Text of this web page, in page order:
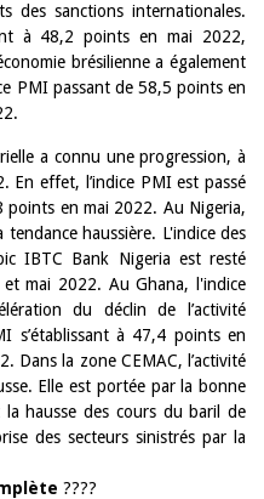
des sanctions internationales.
à 48,2 points en mai 2022,
brésilienne a également
PMI passant de 58,5 points en
a connu une progression, à
En effet, l’indice PMI est passé
en mai 2022. Au Nigeria,
haussière. L'indice des
IBTC Bank Nigeria est resté
mai 2022. Au Ghana, l'indice
du déclin de l’activité
s’établissant à 47,4 points en
Dans la zone CEMAC, l’activité
Elle est portée par la bonne
hausse des cours du baril de
des secteurs sinistrés par la
????